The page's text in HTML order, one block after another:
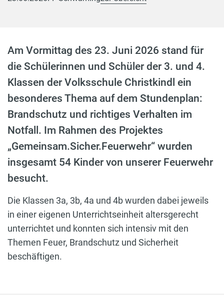
Am Vormittag des 23. Juni 2026 stand für
die Schülerinnen und Schüler der 3. und 4.
Klassen der Volksschule Christkindl ein
besonderes Thema auf dem Stundenplan:
Brandschutz und richtiges Verhalten im
Notfall. Im Rahmen des Projektes
„Gemeinsam.Sicher.Feuerwehr“ wurden
insgesamt 54 Kinder von unserer Feuerwehr
besucht.
Die Klassen 3a, 3b, 4a und 4b wurden dabei jeweils
in einer eigenen Unterrichtseinheit altersgerecht
unterrichtet und konnten sich intensiv mit den
Themen Feuer, Brandschutz und Sicherheit
beschäftigen.